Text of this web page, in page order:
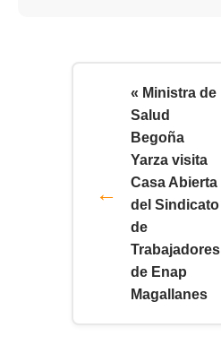
« Ministra de
Salud
Begoña
Yarza visita
Casa Abierta
del Sindicato
de
Trabajadores
de Enap
Magallanes